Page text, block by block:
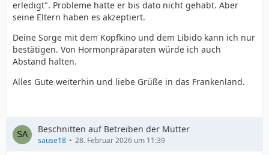
erledigt". Probleme hatte er bis dato nicht gehabt. Aber
seine Eltern haben es akzeptiert.
Deine Sorge mit dem Kopfkino und dem Libido kann ich nur
bestätigen. Von Hormonpräparaten würde ich auch
Abstand halten.
Alles Gute weiterhin und liebe Grüße in das Frankenland.
Beschnitten auf Betreiben der Mutter
sause18 28. Februar 2026 um 11:39